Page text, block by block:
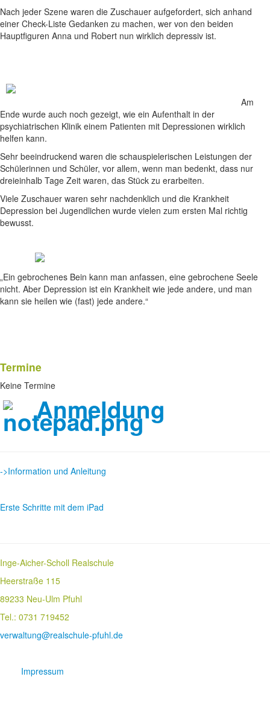
Nach jeder Szene waren die Zuschauer aufgefordert, sich anhand
einer Check-Liste Gedanken zu machen, wer von den beiden
Hauptfiguren Anna und Robert nun wirklich depressiv ist.
Am
Ende wurde auch noch gezeigt, wie ein Aufenthalt in der
psychiatrischen Klinik einem Patienten mit Depressionen wirklich
helfen kann.
Sehr beeindruckend waren die schauspielerischen Leistungen der
Schülerinnen und Schüler, vor allem, wenn man bedenkt, dass nur
dreieinhalb Tage Zeit waren, das Stück zu erarbeiten.
Viele Zuschauer waren sehr nachdenklich und die Krankheit
Depression bei Jugendlichen wurde vielen zum ersten Mal richtig
bewusst.
„Ein gebrochenes Bein kann man anfassen, eine gebrochene Seele
nicht. Aber Depression ist ein Krankheit wie jede andere, und man
kann sie heilen wie (fast) jede andere.“
Termine
Keine Termine
Anmeldung
->Information und Anleitung
Erste Schritte mit dem iPad
Inge-Aicher-Scholl Realschule
Heerstraße 115
89233 Neu-Ulm Pfuhl
Tel.: 0731 719452
verwaltung@realschule-pfuhl.de
Impressum